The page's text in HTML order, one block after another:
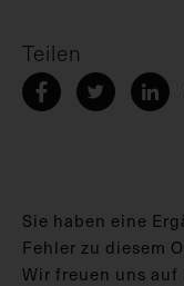
Teilen
Sie haben eine
Fehler zu diesem
Wir freuen uns auf